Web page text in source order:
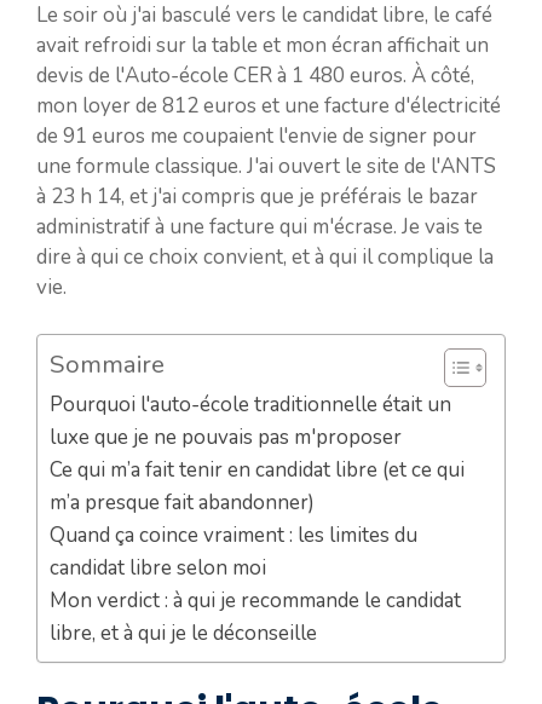
Le soir où j'ai basculé vers le candidat libre, le café
avait refroidi sur la table et mon écran affichait un
devis de l'Auto-école CER à 1 480 euros. À côté,
mon loyer de 812 euros et une facture d'électricité
de 91 euros me coupaient l'envie de signer pour
une formule classique. J'ai ouvert le site de l'ANTS
à 23 h 14, et j'ai compris que je préférais le bazar
administratif à une facture qui m'écrase. Je vais te
dire à qui ce choix convient, et à qui il complique la
vie.
Sommaire
Pourquoi l'auto-école traditionnelle était un
luxe que je ne pouvais pas m'proposer
Ce qui m’a fait tenir en candidat libre (et ce qui
m’a presque fait abandonner)
Quand ça coince vraiment : les limites du
candidat libre selon moi
Mon verdict : à qui je recommande le candidat
libre, et à qui je le déconseille